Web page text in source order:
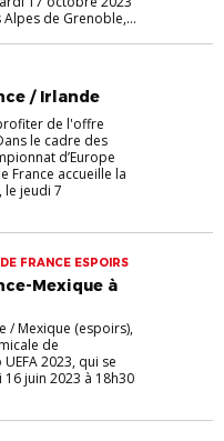
de Grenoble,...
/ Irlande
de l'offre
le cadre des
d’Europe
France accueille la
le jeudi 7
FRANCE ESPOIRS
Mexique à
/ Mexique (espoirs),
de
2023, qui se
juin 2023 à 18h30